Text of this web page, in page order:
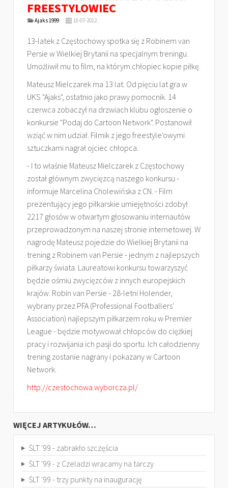
FREESTYLOWIEC
Ajaks 1999 18-07-2012
13-latek z Częstochowy spotka się z Robinem van
Persie w Wielkiej Brytanii na specjalnym treningu.
Umożliwił mu to film, na którym chłopiec kopie piłkę.
Mateusz Mielczarek ma 13 lat. Od pięciu lat gra w
UKS "Ajaks", ostatnio jako prawy pomocnik. 14
czerwca zobaczył na drzwiach klubu ogłoszenie o
konkursie "Podaj do Cartoon Network". Postanowił
wziąć w nim udział. Filmik z jego freestyle'owymi
sztuczkami nagrał ojciec chłopca.
- I to właśnie Mateusz Mielczarek z Częstochowy
został głównym zwycięzcą naszego konkursu -
informuje Marcelina Cholewińska z CN. - Film
prezentujący jego piłkarskie umiejętności zdobył
2217 głosów w otwartym głosowaniu internautów
przeprowadzonym na naszej stronie internetowej. W
nagrodę Mateusz pojedzie do Wielkiej Brytanii na
trening z Robinem van Persie - jednym z najlepszych
piłkarzy świata. Laureatowi konkursu towarzyszyć
będzie ośmiu zwycięzców z innych europejskich
krajów. Robin van Persie - 28-letni Holender,
wybrany przez PFA (Professional Footballers'
Association) najlepszym piłkarzem roku w Premier
League - będzie motywował chłopców do ciężkiej
pracy i rozwijania ich pasji do sportu. Ich całodzienny
trening zostanie nagrany i pokazany w Cartoon
Network.
http://czestochowa.wyborcza.pl/
WIĘCEJ ARTYKUŁÓW…
ŚLT '99 - zabrakło szczęścia
ŚLT '99 - z Czeladzi wracamy na tarczy
ŚLT '99 - trzy punkty na inaugurację